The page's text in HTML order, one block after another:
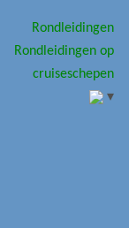
Rondleidingen
Rondleidingen op
cruiseschepen
▾